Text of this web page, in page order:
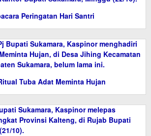
Peringatan Hari Santri
Tuba Adat Meminta Hujan